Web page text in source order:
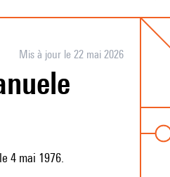
Mis à jour le 22 mai 2026
4 mai 1976.